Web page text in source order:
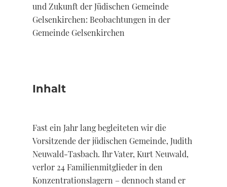
und Zukunft der Jüdischen Gemeinde
Gelsenkirchen: Beobachtungen in der
Gemeinde Gelsenkirchen
Inhalt
Fast ein Jahr lang begleiteten wir die
Vorsitzende der jüdischen Gemeinde, Judith
Neuwald-Tasbach. Ihr Vater, Kurt Neuwald,
verlor 24 Familienmitglieder in den
Konzentrationslagern – dennoch stand er